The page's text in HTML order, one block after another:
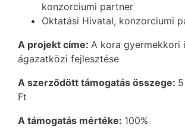
konzorciumi partner
Oktatási Hivatal, konzorciumi
A projekt címe: A kora gyermekkori
ágazatközi fejlesztése
A szerződött támogatás összege:
Ft
A támogatás mértéke: 100%